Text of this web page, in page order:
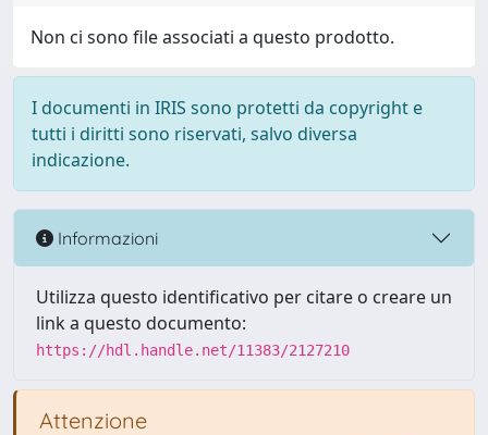
Non ci sono file associati a questo prodotto.
I documenti in IRIS sono protetti da copyright e
tutti i diritti sono riservati, salvo diversa
indicazione.
Informazioni
Utilizza questo identificativo per citare o creare un
link a questo documento:
https://hdl.handle.net/11383/2127210
Attenzione